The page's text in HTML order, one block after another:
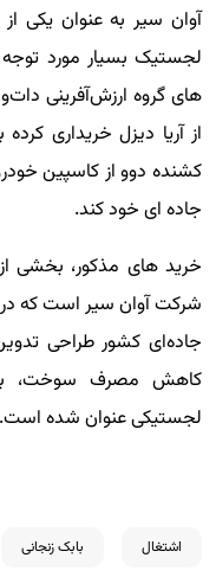
آوان سیر به عنوان یکی
لجستیک بسیار مورد
کشنده دوو از کاسپین
جاده ای خود کند.
شرکت آوان سیر است که در
جاده‌ای کشور طراحی
کاهش مصرف سوخت،
لجستیکی عنوان شده است.
اشتغال بابک زنجانی